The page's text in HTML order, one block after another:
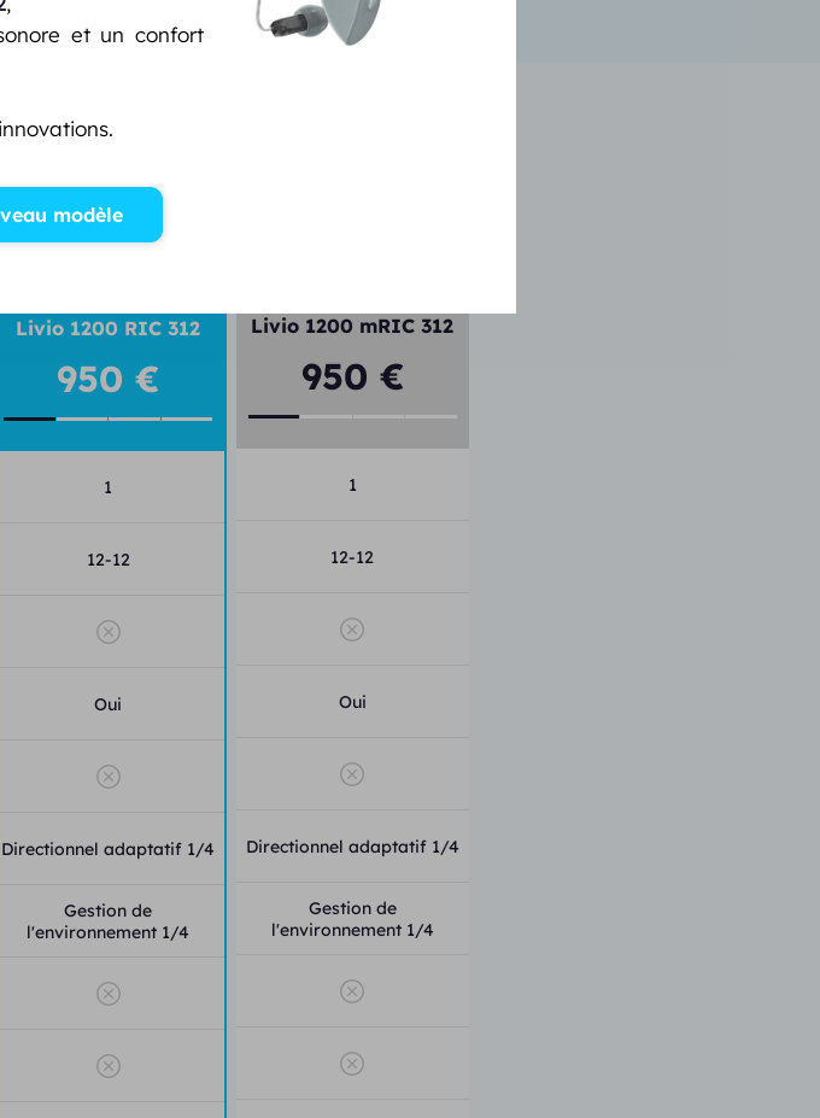
du Livio Ric 312
Livio 1200 RIC 312
950 €
1
12-12
Oui
Directionnel adaptatif 1/4
Gestion de
l'environnement 1/4
Livio 1200 mRIC 312
950 €
1
12-12
Oui
Directionnel adaptatif 1/4
Gestion de
l'environnement 1/4
et un confort
modèle